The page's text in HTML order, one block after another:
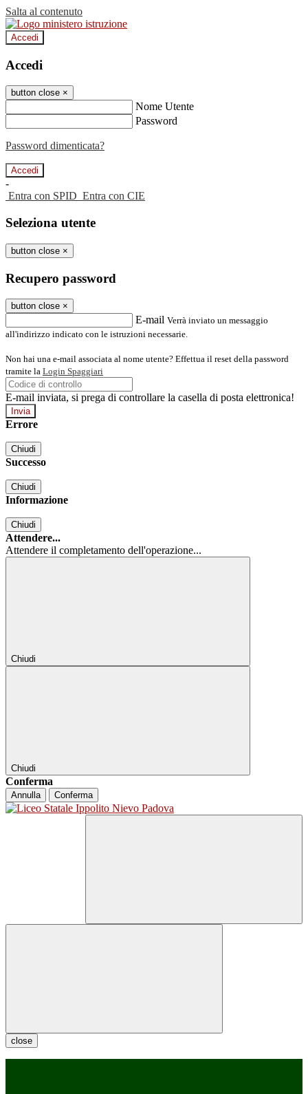
Salta al contenuto
Accedi
Accedi
button close ×
Nome Utente
Password
Password dimenticata?
-
Entra con SPID Entra con CIE
Seleziona utente
button close ×
Recupero password
button close ×
E-mail Verrà inviato un messaggio
all'indirizzo indicato con le istruzioni necessarie.
Non hai una e-mail associata al nome utente? Effettua il reset della password
tramite la Login Spaggiari
E-mail inviata, si prega di controllare la casella di posta elettronica!
Errore
Chiudi
Successo
Chiudi
Informazione
Chiudi
Attendere...
Attendere il completamento dell'operazione...
Chiudi
Chiudi
Conferma
Annulla Conferma
close